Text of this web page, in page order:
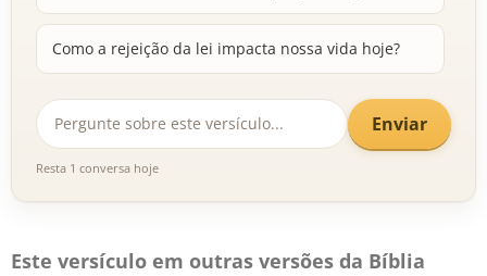
Como a rejeição da lei impacta nossa vida hoje?
Enviar
Resta 1 conversa hoje
Este versículo em outras versões da Bíblia